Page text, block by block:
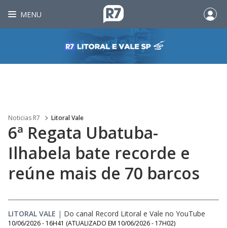
MENU
Noticias R7 Litoral Vale
6ª Regata Ubatuba-
Ilhabela bate recorde e
reúne mais de 70 barcos
LITORAL VALE | Do canal Record Litoral e Vale no YouTube
10/06/2026 - 16H41 (ATUALIZADO EM 10/06/2026 - 17H02)